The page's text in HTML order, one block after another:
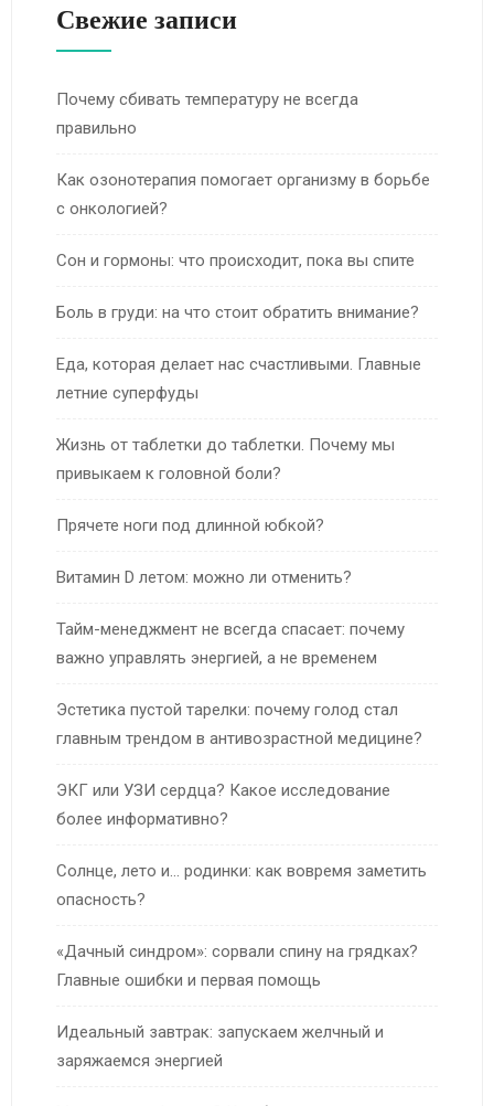
Свежие записи
Почему сбивать температуру не всегда
правильно
Как озонотерапия помогает организму в борьбе
с онкологией?
Сон и гормоны: что происходит, пока вы спите
Боль в груди: на что стоит обратить внимание?
Еда, которая делает нас счастливыми. Главные
летние суперфуды
Жизнь от таблетки до таблетки. Почему мы
привыкаем к головной боли?
Прячете ноги под длинной юбкой?
Витамин D летом: можно ли отменить?
Тайм-менеджмент не всегда спасает: почему
важно управлять энергией, а не временем
Эстетика пустой тарелки: почему голод стал
главным трендом в антивозрастной медицине?
ЭКГ или УЗИ сердца? Какое исследование
более информативно?
Солнце, лето и… родинки: как вовремя заметить
опасность?
«Дачный синдром»: сорвали спину на грядках?
Главные ошибки и первая помощь
Идеальный завтрак: запускаем желчный и
заряжаемся энергией